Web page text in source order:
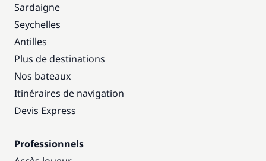
Sardaigne
Seychelles
Antilles
Plus de destinations
Nos bateaux
Itinéraires de navigation
Devis Express
Professionnels